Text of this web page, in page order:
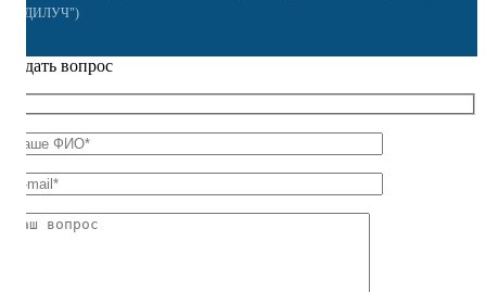
"ДИЛУЧ")
Задать вопрос